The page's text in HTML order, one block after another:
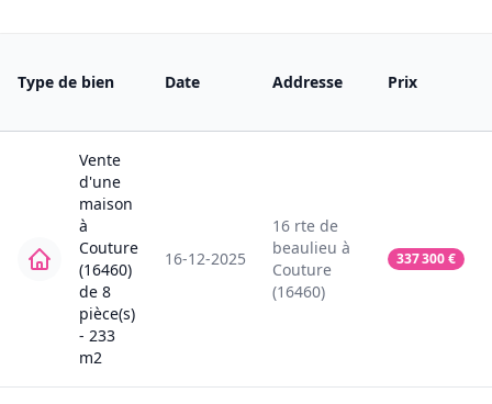
Type de bien Date Addresse Prix
Vente
d'une
maison
à
Couture
(16460)
de 8
pièce(s)
- 233
m2
16-12-2025
16 rte de
beaulieu à
Couture
(16460)
337 300€